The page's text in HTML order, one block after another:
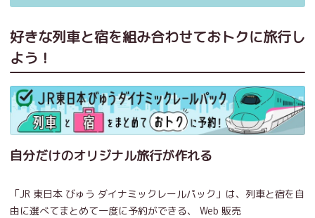
好きな列車と宿を組み合わせておトクに旅行し
よう！
自分だけのオリジナル旅行が作れる
「JR 東日本 びゅう ダイナミックレールパック」は、列車と宿を自
由に選べてまとめて一度に予約ができる、 Web 販売